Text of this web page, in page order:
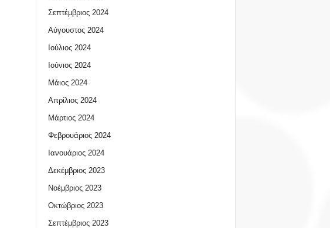
Σεπτέμβριος 2024
Αύγουστος 2024
Ιούλιος 2024
Ιούνιος 2024
Μάιος 2024
Απρίλιος 2024
Μάρτιος 2024
Φεβρουάριος 2024
Ιανουάριος 2024
Δεκέμβριος 2023
Νοέμβριος 2023
Οκτώβριος 2023
Σεπτέμβριος 2023